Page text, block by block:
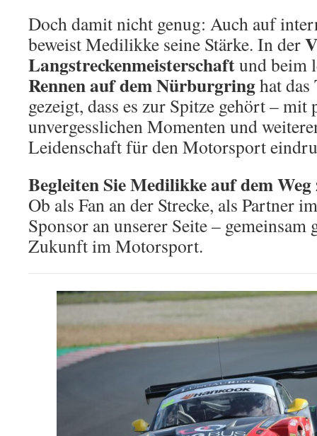
Doch damit nicht genug: Auch auf
beweist Medilikke seine Stärke. In der
Langstreckenmeisterschaftund beim
Rennen auf dem Nürburgringhat
gezeigt, dass es zur Spitze gehört –
unvergesslichen Momenten und
Leidenschaft für den Motorsport
Begleiten Sie Medilikke auf dem
Ob als Fan an der Strecke, als Partner
Sponsor an unserer Seite – gemeinsam
Zukunft im Motorsport.